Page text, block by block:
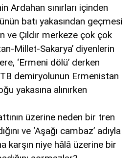
Ardahan sınırları içinden
batı yakasından geçmesi
ve Çıldır merkeze çok çok
Millet-Sakarya’ diyenlerin
‘Ermeni dölü’ derken
demiryolunun Ermenistan
yakasına alınırken
üzerine neden bir tren
ve ‘Aşağı cambaz’ adıyla
karşın niye hâlâ üzerine bir